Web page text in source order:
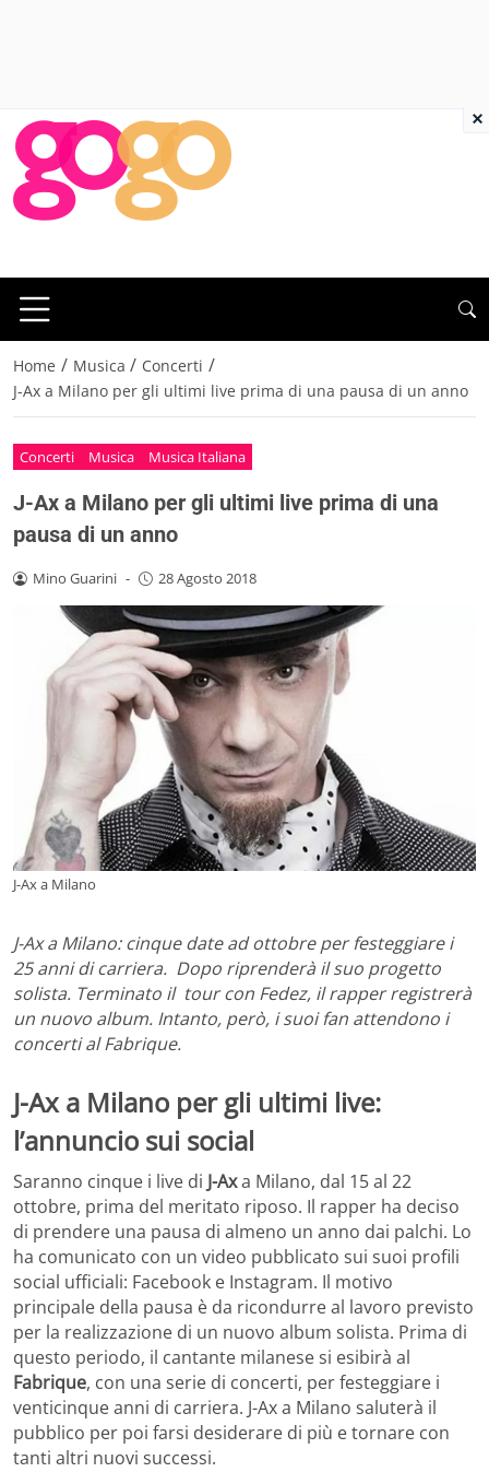
Home / Musica / Concerti /
J-Ax a Milano per gli ultimi live prima di una pausa di un anno
Concerti Musica Musica Italiana
J-Ax a Milano per gli ultimi live prima di una
pausa di un anno
Mino Guarini - 28 Agosto 2018
J-Ax a Milano
J-Ax a Milano: cinque date ad ottobre per festeggiare i
25 anni di carriera. Dopo riprenderà il suo progetto
solista. Terminato il tour con Fedez, il rapper registrerà
un nuovo album. Intanto, però, i suoi fan attendono i
concerti al Fabrique.
J-Ax a Milano per gli ultimi live:
l’annuncio sui social
Saranno cinque i live di J-Axa Milano, dal 15 al 22
ottobre, prima del meritato riposo. Il rapper ha deciso
di prendere una pausa di almeno un anno dai palchi. Lo
ha comunicato con un video pubblicato sui suoi profili
social ufficiali: Facebook e Instagram. Il motivo
principale della pausa è da ricondurre al lavoro previsto
per la realizzazione di un nuovo album solista. Prima di
questo periodo, il cantante milanese si esibirà al
Fabrique, con una serie di concerti, per festeggiare i
venticinque anni di carriera. J-Ax a Milano saluterà il
pubblico per poi farsi desiderare di più e tornare con
tanti altri nuovi successi.
×